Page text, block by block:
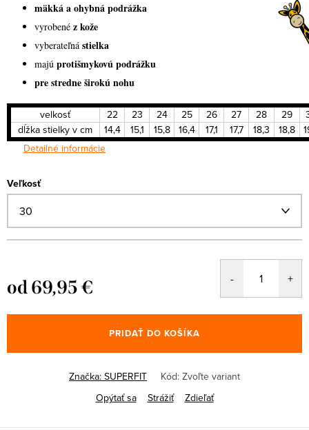
mäkká a ohybná podrážka
vyrobené z kože
vyberateľná stielka
majú protišmykovú podrážku
pre stredne širokú nohu
velkosť 22 23 24 25 26 27 28 29
dĺžka stielky v cm
14,4 15,1 15,8 16,4 17,1 17,7 18,3 18,8
Detailné informácie
Veľkosť
od69,95 €
cena:
PRIDAŤ DO KOŠÍKA
Značka: SUPERFIT Kód: Zvoľte variant
Opýtať sa
Strážiť Zdieľať